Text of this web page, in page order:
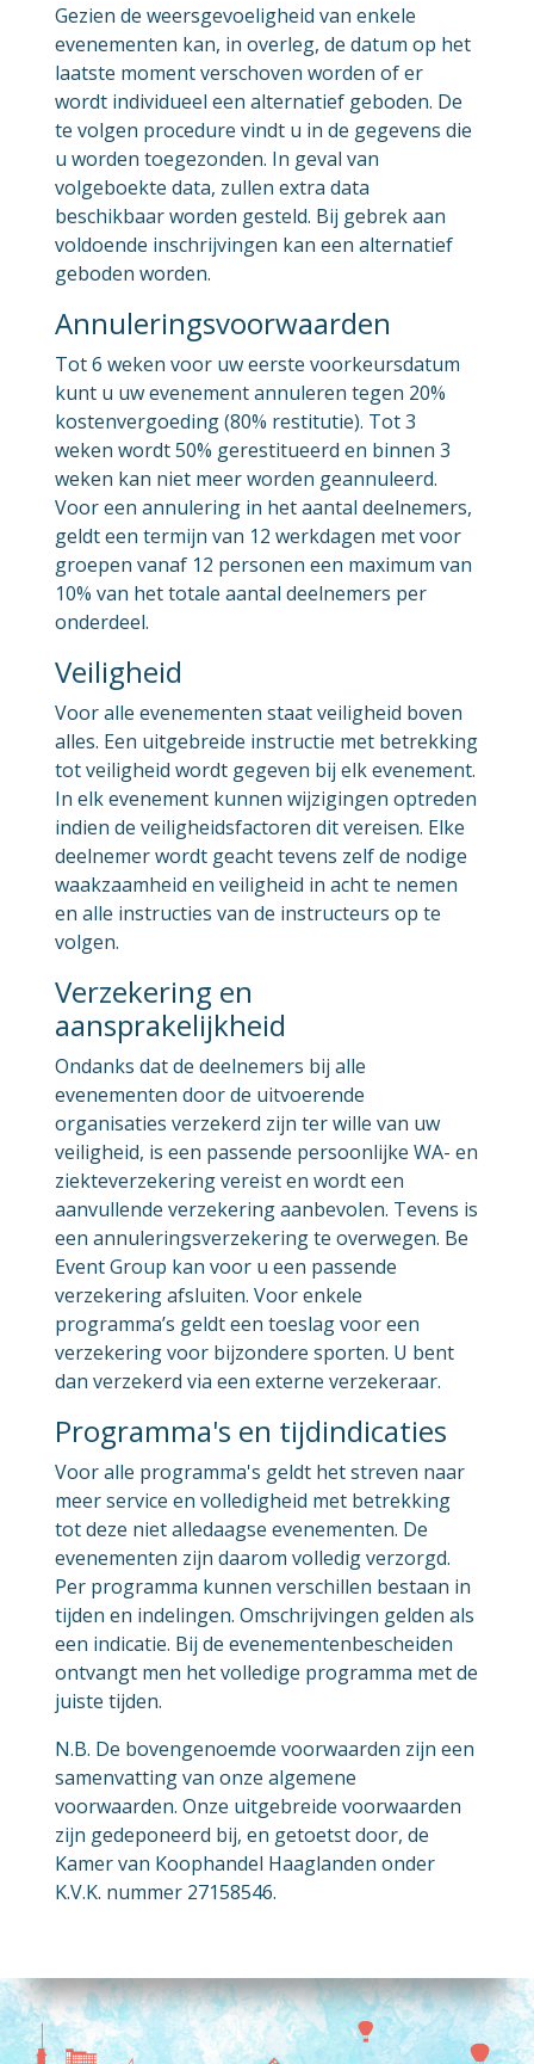
Gezien de weersgevoeligheid van enkele
evenementen kan, in overleg, de datum op het
laatste moment verschoven worden of er
wordt individueel een alternatief geboden. De
te volgen procedure vindt u in de gegevens die
u worden toegezonden. In geval van
volgeboekte data, zullen extra data
beschikbaar worden gesteld. Bij gebrek aan
voldoende inschrijvingen kan een alternatief
geboden worden.
Annuleringsvoorwaarden
Tot 6 weken voor uw eerste voorkeursdatum
kunt u uw evenement annuleren tegen 20%
kostenvergoeding (80% restitutie). Tot 3
weken wordt 50% gerestitueerd en binnen 3
weken kan niet meer worden geannuleerd.
Voor een annulering in het aantal deelnemers,
geldt een termijn van 12 werkdagen met voor
groepen vanaf 12 personen een maximum van
10% van het totale aantal deelnemers per
onderdeel.
Veiligheid
Voor alle evenementen staat veiligheid boven
alles. Een uitgebreide instructie met betrekking
tot veiligheid wordt gegeven bij elk evenement.
In elk evenement kunnen wijzigingen optreden
indien de veiligheidsfactoren dit vereisen. Elke
deelnemer wordt geacht tevens zelf de nodige
waakzaamheid en veiligheid in acht te nemen
en alle instructies van de instructeurs op te
volgen.
Verzekering en
aansprakelijkheid
Ondanks dat de deelnemers bij alle
evenementen door de uitvoerende
organisaties verzekerd zijn ter wille van uw
veiligheid, is een passende persoonlijke WA- en
ziekteverzekering vereist en wordt een
aanvullende verzekering aanbevolen. Tevens is
een annuleringsverzekering te overwegen. Be
Event Group kan voor u een passende
verzekering afsluiten. Voor enkele
programma’s geldt een toeslag voor een
verzekering voor bijzondere sporten. U bent
dan verzekerd via een externe verzekeraar.
Programma's en tijdindicaties
Voor alle programma's geldt het streven naar
meer service en volledigheid met betrekking
tot deze niet alledaagse evenementen. De
evenementen zijn daarom volledig verzorgd.
Per programma kunnen verschillen bestaan in
tijden en indelingen. Omschrijvingen gelden als
een indicatie. Bij de evenementenbescheiden
ontvangt men het volledige programma met de
juiste tijden.
N.B. De bovengenoemde voorwaarden zijn een
samenvatting van onze algemene
voorwaarden. Onze uitgebreide voorwaarden
zijn gedeponeerd bij, en getoetst door, de
Kamer van Koophandel Haaglanden onder
K.V.K. nummer 27158546.